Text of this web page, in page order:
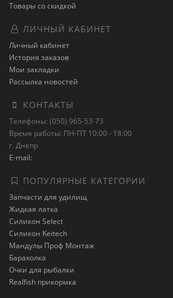
Товары со скидкой
ЛИЧНЫЙ КАБИНЕТ
Личный кабинет
История заказов
Мои закладки
Рассылка новостей
КОНТАКТЫ
Телефоны: (050) 965-53-73
Время работы: ПН-ПТ 10:00 - 18:00
г. Днепр
E-mail:
ПОПУЛЯРНЫЕ КАТЕГОРИИ
Запчасти для удилищ
Жидкая латка
Силикон Select
Силикон Keitech
Мандулы Проф Монтаж
Барахолка
Очки для рыбалки
Realfish прикормка